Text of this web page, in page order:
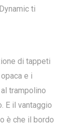
ti
di tappeti
e i
trampolino
E il vantaggio
è che il bordo